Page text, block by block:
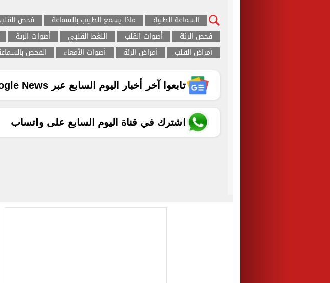
السماعة الطبية ماذا يسمع الطبيب بالسماعة
فحص القلب
فحص الرئة
أصوات القلب اللغط القلبي أصوات الرئة
أمراض القلب
أمراض الرئة أصوات الأمعاء الفحص
تابعوا آخر أخبار اليوم السابع عبر Google News
اشترك في قناة اليوم السابع على واتساب